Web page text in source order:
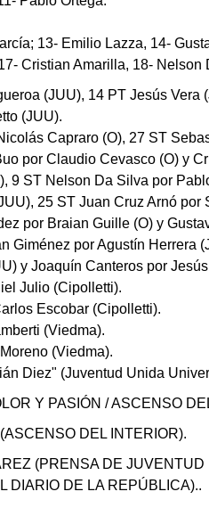
13- Emilio Lazza, 14-
Cristian Amarilla, 18- Nelson
(JUU), 14 PT Jesús Vera
(JUU).
Capraro (O), 27 ST
por Claudio Cevasco (O) y
9 ST Nelson Da Silva por
25 ST Juan Cruz Arnó por
por Braian Guille (O) y
Giménez por Agustín Herrera
y Joaquín Canteros por
Julio (Cipolletti).
Escobar (Cipolletti).
(Viedma).
(Viedma).
Diez" (Juventud Unida
Y PASIÓN / ASCENSO
DEL INTERIOR).
(PRENSA DE
DIARIO DE LA REPÚBLICA)..